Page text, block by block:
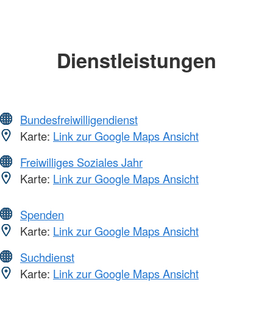
Dienstleistungen
Bundesfreiwilligendienst
Karte: Link zur Google Maps Ansicht
Freiwilliges Soziales Jahr
Karte: Link zur Google Maps Ansicht
Spenden
Karte: Link zur Google Maps Ansicht
Suchdienst
Karte: Link zur Google Maps Ansicht